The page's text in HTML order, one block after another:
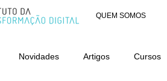
QUEM SOMOS
Novidades Artigos Cursos